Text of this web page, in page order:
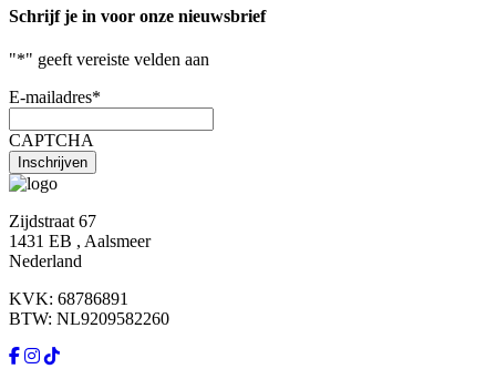
Schrijf je in voor onze nieuwsbrief
"*" geeft vereiste velden aan
E-mailadres*
CAPTCHA
Zijdstraat 67
1431 EB , Aalsmeer
Nederland
KVK: 68786891
BTW: NL9209582260